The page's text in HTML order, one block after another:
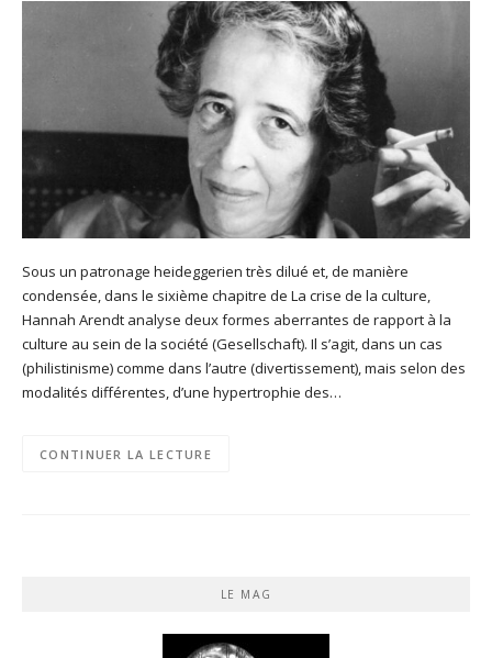
Sous un patronage heideggerien très dilué et, de manière
condensée, dans le sixième chapitre de La crise de la culture,
Hannah Arendt analyse deux formes aberrantes de rapport à la
culture au sein de la société (Gesellschaft). Il s’agit, dans un cas
(philistinisme) comme dans l’autre (divertissement), mais selon des
modalités différentes, d’une hypertrophie des…
CONTINUER LA LECTURE
LE MAG